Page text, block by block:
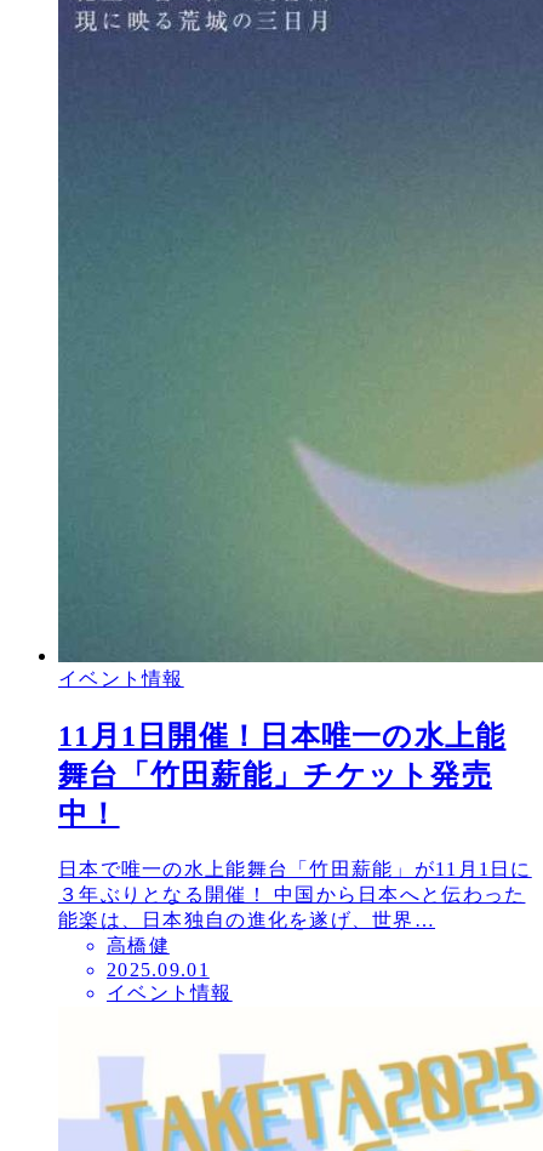
イベント情報
11月1日開催！日本唯一の水上能
舞台「竹田薪能」チケット発売
中！
日本で唯一の水上能舞台「竹田薪能」が11月1日に
３年ぶりとなる開催！ 中国から日本へと伝わった
能楽は、日本独自の進化を遂げ、世界…
高橋健
投
稿
2025.09.01
イベント情報